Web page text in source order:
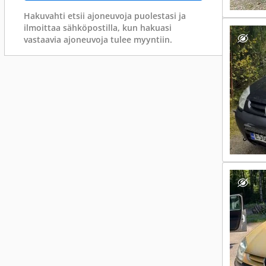
Hakuvahti etsii ajoneuvoja puolestasi ja
ilmoittaa sähköpostilla, kun hakuasi
vastaavia ajoneuvoja tulee myyntiin.